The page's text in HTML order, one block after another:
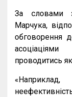
За словами
Марчука,
обговорення
проводитись